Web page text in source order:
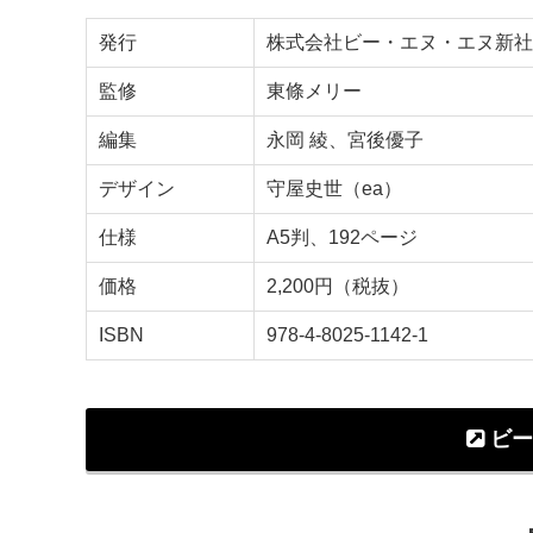
発行 株式会社ビー・エヌ・エヌ新社
監修 東條メリー
編集 永岡 綾、宮後優子
デザイン 守屋史世（ea）
仕様 A5判、192ページ
価格 2,200円（税抜）
ISBN 978-4-8025-1142-1
ビー